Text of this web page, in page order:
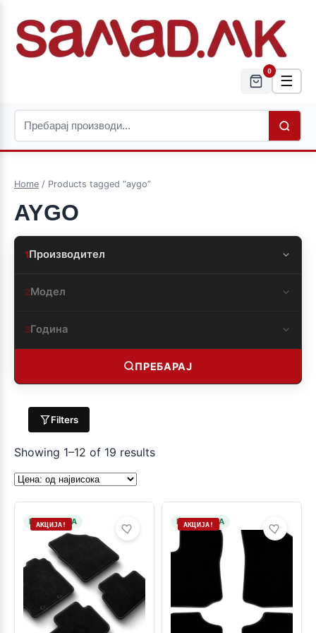
0
☰
Home / Products tagged “aygo”
AYGO
1Производител
2Модел
3Година
ПРЕБАРАЈ
Filters
Showing 1–12 of 19 results
НА ЗАЛИХА
АКЦИЈА! НА ЗАЛИХА
АКЦИЈА!